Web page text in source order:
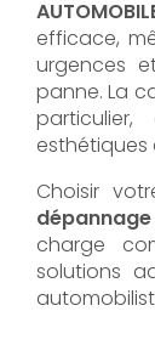
efficace,
urgences
panne. La
Choisir
charge
solutions